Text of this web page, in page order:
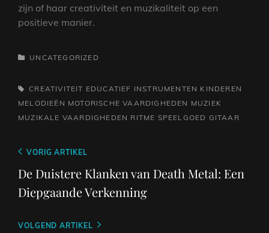
zijn of haar creativiteit en muzikaliteit op een
positieve manier.
CATEGORIEËN
UNCATEGORIZED
TAGS,CREATIVITEIT EDUCATIEF INSTRUMENTEN KINDEREN
MELODIEËN MOTORISCHE VAARDIGHEDEN MUZIEK
MUZIKALE VAARDIGHEDEN RITME SPEELGOED GITAAR
Berichtnavigatie
Vorig
bericht
VORIG ARTIKEL
De Duistere Klanken van Death Metal: Een
Diepgaande Verkenning
Volgend
VOLGEND ARTIKEL